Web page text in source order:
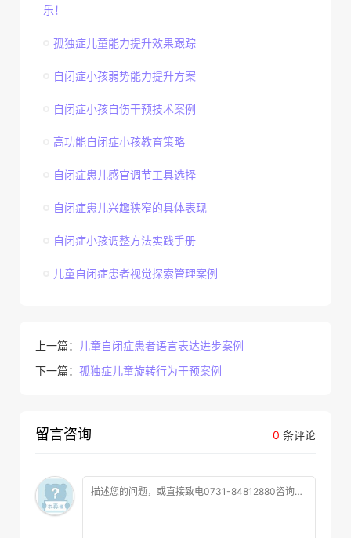
乐！
孤独症儿童能力提升效果跟踪
自闭症小孩弱势能力提升方案
自闭症小孩自伤干预技术案例
高功能自闭症小孩教育策略
自闭症患儿感官调节工具选择
自闭症患儿兴趣狭窄的具体表现
自闭症小孩调整方法实践手册
儿童自闭症患者视觉探索管理案例
上一篇：
儿童自闭症患者语言表达进步案例
下一篇： 孤独症儿童旋转行为干预案例
0 条评论
留言咨询